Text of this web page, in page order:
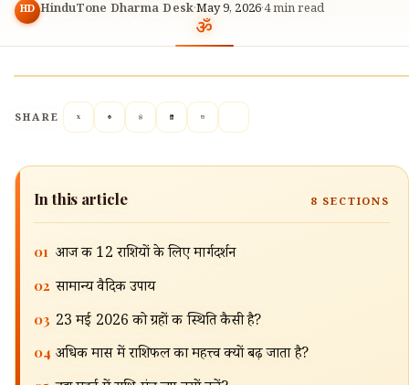
HD HinduTone Dharma Desk·May 9, 2026·4min read
SHARE
In this article 8 SECTIONS
01 आज की 12 राशियों के लिए मार्गदर्शन
02 सामान्य वैदिक उपाय
03 23 मई 2026 को ग्रहों की स्थिति कैसी है?
04 अधिक मास में राशिफल का महत्त्व क्यों बढ़ जाता है?